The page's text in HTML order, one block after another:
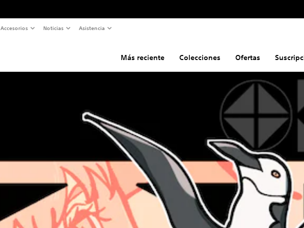
Accesorios Noticias Asistencia
Más reciente Colecciones Ofertas